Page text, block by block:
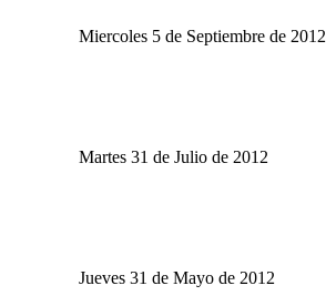
Miercoles 5 de Septiembre de 2012
Martes 31 de Julio de 2012
Jueves 31 de Mayo de 2012